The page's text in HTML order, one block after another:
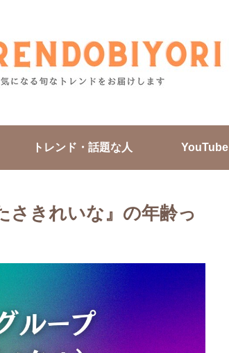
トレンド・話題な人 YouTube
さきれいな』の年齢っ